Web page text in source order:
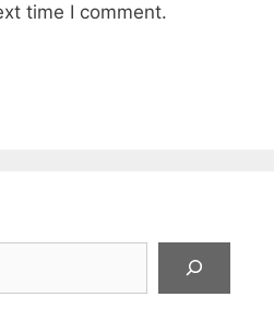
time I comment.